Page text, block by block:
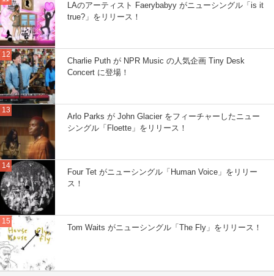
LAのアーティスト Faerybabyy がニューシングル「is it
true?」をリリース！
Charlie Puth が NPR Music の人気企画 Tiny Desk
Concert に登場！
Arlo Parks が John Glacier をフィーチャーしたニュー
シングル「Floette」をリリース！
Four Tet がニューシングル「Human Voice」をリリー
ス！
Tom Waits がニューシングル「The Fly」をリリース！